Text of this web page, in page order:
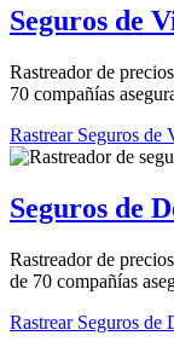
Seguros de
Rastreador de
70 compañías
Rastrear Seguros de
Seguros de
Rastreador de
de 70 compañías
Rastrear Seguros de